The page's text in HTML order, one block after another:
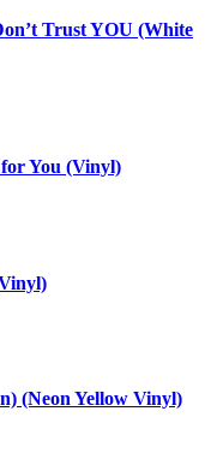
Trust YOU (White
You (Vinyl)
(Neon Yellow Vinyl)